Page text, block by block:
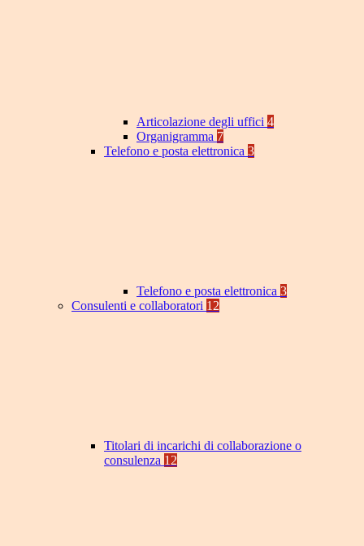
Articolazione degli uffici 4
Organigramma 7
Telefono e posta elettronica 3
Telefono e posta elettronica 3
Consulenti e collaboratori 12
Titolari di incarichi di collaborazione o
consulenza 12